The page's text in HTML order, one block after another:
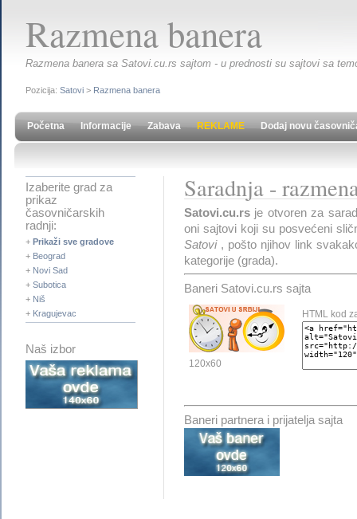
Razmena banera
Razmena banera sa Satovi.cu.rs sajtom - u prednosti su sajtovi sa
Pozicija: Satovi > Razmena banera
Početna Informacije Zabava REKLAME Dodaj novu
Izaberite grad za
prikaz
časovničarskih
radnji:
+ Prikaži sve gradove
+ Beograd
+ Novi Sad
+ Subotica
+ Niš
+ Kragujevac
Naš izbor
Saradnja -
Satovi.cu.rsje otvoren za
oni sajtovi koji su posvećeni
Satovi, pošto njihov link
kategorije (grada).
Baneri Satovi.cu.rs sajta
120x60
HTML kod
Baneri partnera i prijatelja sajta